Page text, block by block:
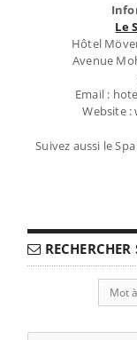
Le
Hôtel
Avenue
Email :
Website :
Suivez aussi le